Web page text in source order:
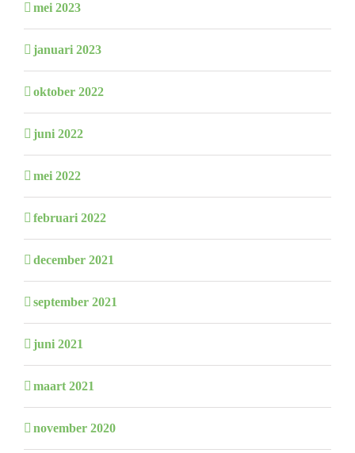
mei 2023
januari 2023
oktober 2022
juni 2022
mei 2022
februari 2022
december 2021
september 2021
juni 2021
maart 2021
november 2020